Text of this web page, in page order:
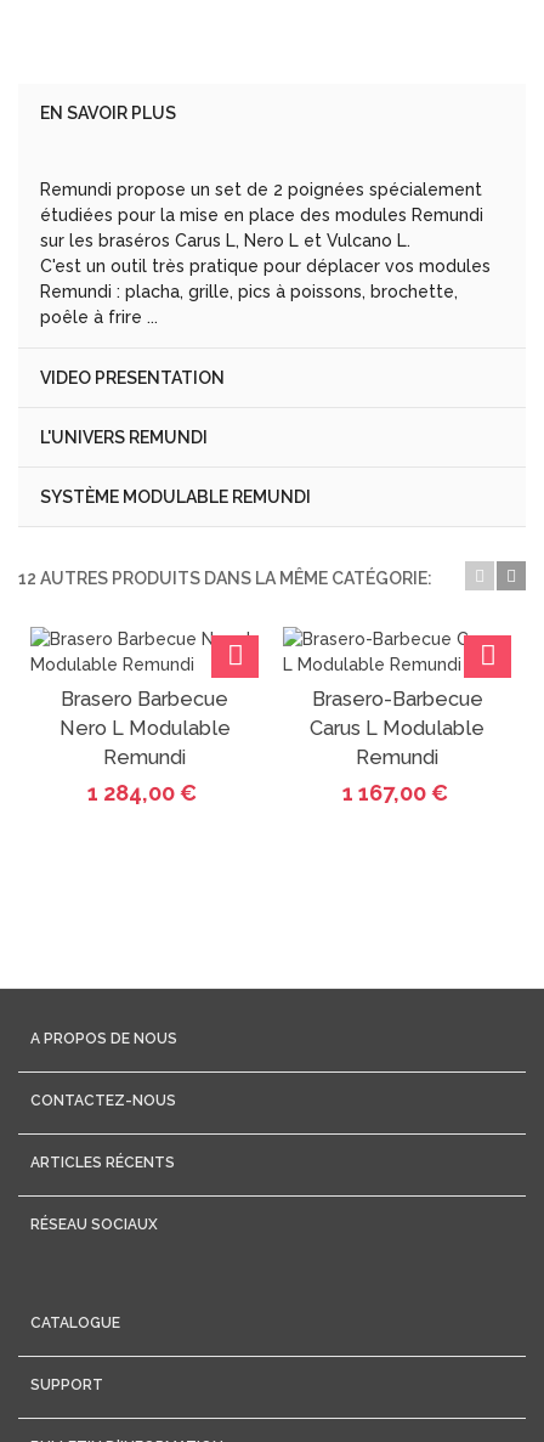
EN SAVOIR PLUS
Remundi propose un set de 2 poignées spécialement
étudiées pour la mise en place des modules Remundi
sur les braséros Carus L, Nero L et Vulcano L.
C'est un outil très pratique pour déplacer vos modules
Remundi : placha, grille, pics à poissons, brochette,
poêle à frire ...
VIDEO PRESENTATION
L'UNIVERS REMUNDI
SYSTÈME MODULABLE REMUNDI
12 AUTRES PRODUITS DANS LA MÊME CATÉGORIE:
Brasero Barbecue
Nero L Modulable
Remundi
1 284,00 €
Brasero-Barbecue
Carus L Modulable
Remundi
1 167,00 €
A PROPOS DE NOUS
CONTACTEZ-NOUS
ARTICLES RÉCENTS
RÉSEAU SOCIAUX
CATALOGUE
SUPPORT